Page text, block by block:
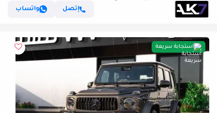
إتصل
واتساب
استجابة سريعة